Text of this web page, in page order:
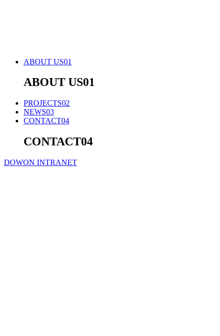
ABOUT US01
ABOUT US01
PROJECTS02
NEWS03
CONTACT04
CONTACT04
DOWON INTRANET